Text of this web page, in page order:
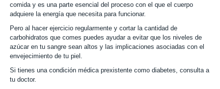
comida y es una parte esencial del proceso con el que el cuerpo
adquiere la energía que necesita para funcionar.
Pero al hacer ejercicio regularmente y cortar la cantidad de
carbohidratos que comes puedes ayudar a evitar que los niveles de
azúcar en tu sangre sean altos y las implicaciones asociadas con el
envejecimiento de tu piel.
Si tienes una condición médica prexistente como diabetes, consulta a
tu doctor.